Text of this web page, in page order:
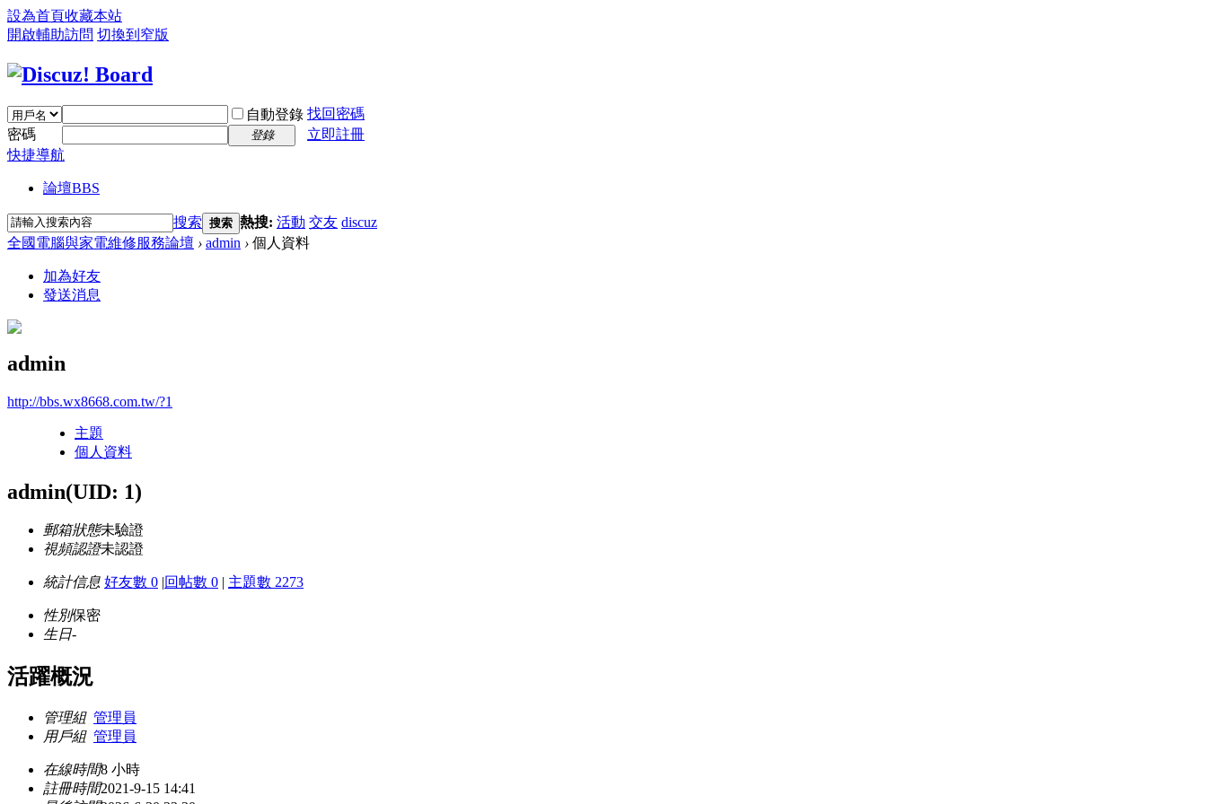
設為首頁收藏本站
開啟輔助訪問 切換到窄版
自動登錄 找回密碼
密碼
登錄
立即註冊
快捷導航
論壇BBS
搜索 搜索 熱搜: 活動 交友 discuz
全國電腦與家電維修服務論壇 › admin › 個人資料
加為好友
發送消息
admin
http://bbs.wx8668.com.tw/?1
主題
個人資料
admin(UID: 1)
郵箱狀態未驗證
視頻認證未認證
統計信息 好友數 0 |回帖數 0 | 主題數 2273
性別保密
生日-
活躍概況
管理組 管理員
用戶組 管理員
在線時間8 小時
註冊時間2021-9-15 14:41